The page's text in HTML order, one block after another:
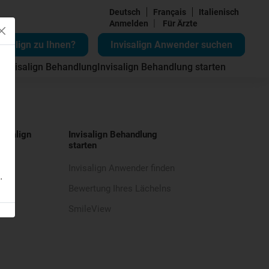
Deutsch Français
Italienisch
Anmelden
Für Ärzte
zu Ihnen?
Invisalign Anwender suchen
Invisalign BehandlungInvisalign Behandlung starten
Invisalign Behandlung
starten